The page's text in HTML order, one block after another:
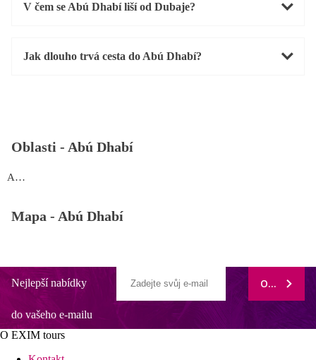
V čem se Abú Dhabí liší od Dubaje?
Jak dlouho trvá cesta do Abú Dhabí?
Oblasti - Abú Dhabí
Abú Dhabí
Mapa - Abú Dhabí
Nejlepší nabídky
do vašeho e-mailu
ODEBÍRAT
O EXIM tours